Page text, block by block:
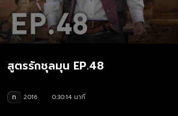
สูตรรักชุลมุน EP.48
ท 2016
0:30:14 นาที